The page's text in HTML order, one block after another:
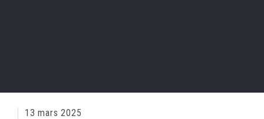
13 mars 2025